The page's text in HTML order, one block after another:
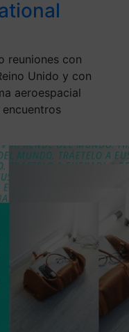
reuniones con
Unido y con
aeroespacial